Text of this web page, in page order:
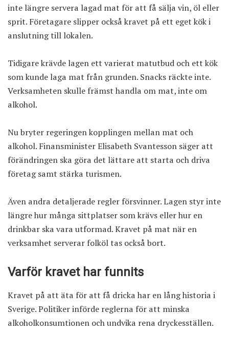
inte längre servera lagad mat för att få sälja vin, öl eller
sprit. Företagare slipper också kravet på ett eget kök i
anslutning till lokalen.
Tidigare krävde lagen ett varierat matutbud och ett kök
som kunde laga mat från grunden. Snacks räckte inte.
Verksamheten skulle främst handla om mat, inte om
alkohol.
Nu bryter regeringen kopplingen mellan mat och
alkohol. Finansminister Elisabeth Svantesson säger att
förändringen ska göra det lättare att starta och driva
företag samt stärka turismen.
Även andra detaljerade regler försvinner. Lagen styr inte
längre hur många sittplatser som krävs eller hur en
drinkbar ska vara utformad. Kravet på mat när en
verksamhet serverar folköl tas också bort.
Varför kravet har funnits
Kravet på att äta för att få dricka har en lång historia i
Sverige. Politiker införde reglerna för att minska
alkoholkonsumtionen och undvika rena dryckesställen.